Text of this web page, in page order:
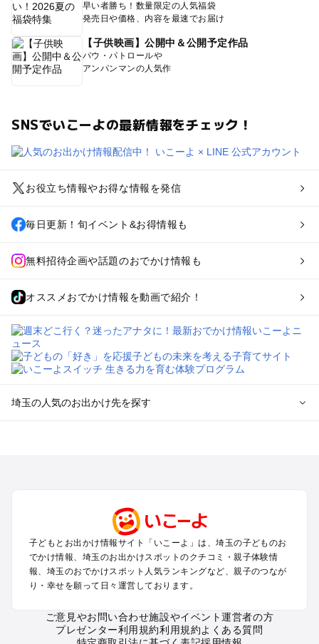
早い者勝ち！数量限定の人気福袋
発売日や価格、内容を最速でお届け
【子供映画】公開中＆公開予定作品
パウ・パトロールや
アンパンマンの人気作
SNSでいこーよの最新情報をチェック！
お役立ち情報やお得な情報を発信
毎日更新！旬イベント&お得情報も
無料招待企画や話題のおでかけ情報も
オススメおでかけ情報を動画で紹介！
埼玉の人気のお出かけ先を探す
秩父・長瀞のプールお出かけ
川口・戸田・和光・朝霞のプールお出かけ
飯能・坂戸・東松山・日高のプールお出かけ
久喜・行田・加須・羽生のプールお出かけ
熊谷・太田・足利・古河のプールお出かけ
埼玉の定番お出かけスポット
子どもとお出かけ情報サイト「いこーよ」は、埼玉の子どものお
でかけ情報、埼玉のお出かけスポットのクチコミ・親子体験情
報、埼玉のおでかけスポット人気ランキングなど、親子のつなが
り・幸せを願って日々運営しております。
ご意見やお問い合わせ施設やイベント運営者の方
プレゼンター利用規約利用規約よくある質問